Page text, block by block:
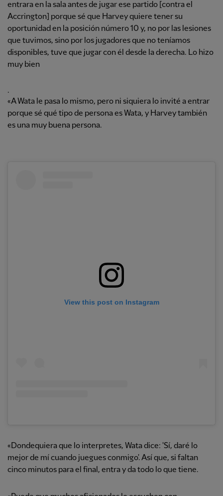
entrara en la sala antes de jugar ese partido [contra el
Accrington] porque sé que Harvey quiere tener su
oportunidad en la posición número 10 y, no por las lesiones
que tuvimos, sino por los jugadores que no teníamos
disponibles, tuve que jugar con él desde la derecha. Lo hizo
muy bien
.
«A Wata le pasa lo mismo, pero ni siquiera lo invité a entrar
porque sé qué tipo de persona es Wata, y Harvey también
es una muy buena persona.
View this post on Instagram
«Dondequiera que lo interpretes, Wata dice: 'Sí, daré lo
mejor de mí cuando juegues conmigo'. Así que, si faltan
cinco minutos para el final, entra y da todo lo que tiene.